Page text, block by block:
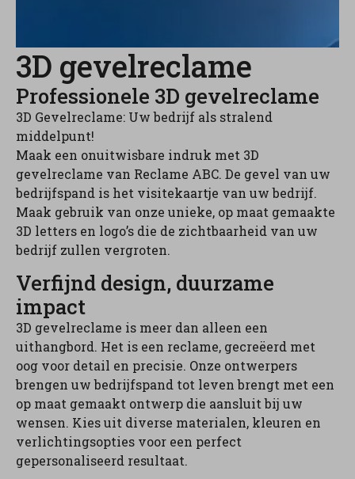
3D gevelreclame
Professionele 3D gevelreclame
3D Gevelreclame: Uw bedrijf als stralend
middelpunt!
Maak een onuitwisbare indruk met 3D
gevelreclame van Reclame ABC. De gevel van uw
bedrijfspand is het visitekaartje van uw bedrijf.
Maak gebruik van onze unieke, op maat gemaakte
3D letters en logo’s die de zichtbaarheid van uw
bedrijf zullen vergroten.
Verfijnd design, duurzame
impact
3D gevelreclame is meer dan alleen een
uithangbord. Het is een reclame, gecreëerd met
oog voor detail en precisie. Onze ontwerpers
brengen uw bedrijfspand tot leven brengt met een
op maat gemaakt ontwerp die aansluit bij uw
wensen. Kies uit diverse materialen, kleuren en
verlichtingsopties voor een perfect
gepersonaliseerd resultaat.